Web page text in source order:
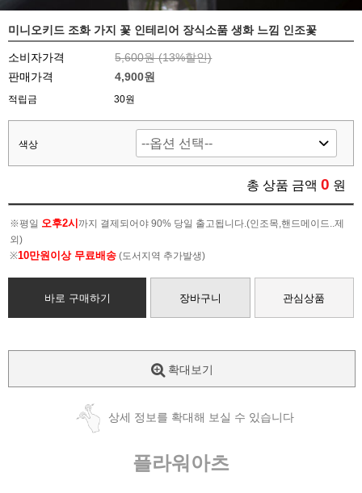
미니오키드 조화 가지 꽃 인테리어 장식소품 생화 느낌 인조꽃
소비자가격 5,600원 (13%할인)
판매가격
4,900원
적립금 30원
색상
총 상품 금액 0 원
※평일 오후2시 까지 결제되어야 90% 당일 출고됩니다.(인조목,핸드메이드..제
외)
※10만원이상 무료배송 (도서지역 추가발생)
바로 구매하기 장바구니 관심상품
확대보기
상세 정보를 확대해 보실 수 있습니다
플라워아츠